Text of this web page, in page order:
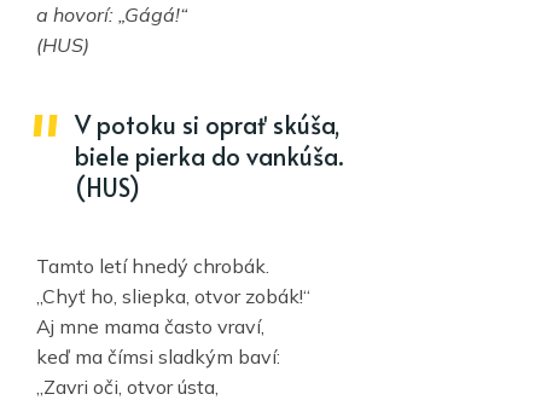
a hovorí: „Gágá!“
(HUS)
V potoku si oprať skúša,
biele pierka do vankúša.
(HUS)
Tamto letí hnedý chrobák.
„Chyť ho, sliepka, otvor zobák!“
Aj mne mama často vraví,
keď ma čímsi sladkým baví:
„Zavri oči, otvor ústa,